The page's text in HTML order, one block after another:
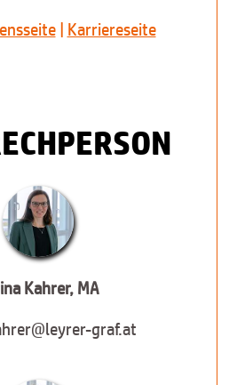
| Karriereseite
Kahrer, MA
graf.at